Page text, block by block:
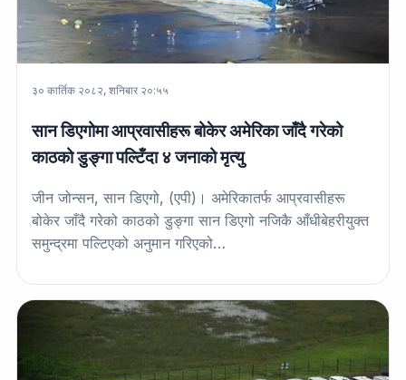
३० कार्तिक २०८२, शनिबार २०:५५
सान डिएगोमा आप्रवासीहरू बोकेर अमेरिका जाँदै गरेको
काठको डुङ्गा पल्टिँदा ४ जनाको मृत्यु
जीन जोन्सन, सान डिएगो, (एपी)। अमेरिकातर्फ आप्रवासीहरू
बोकेर जाँदै गरेको काठको डुङ्गा सान डिएगो नजिकै आँधीबेहरीयुक्त
समुन्द्रमा पल्टिएको अनुमान गरिएको…